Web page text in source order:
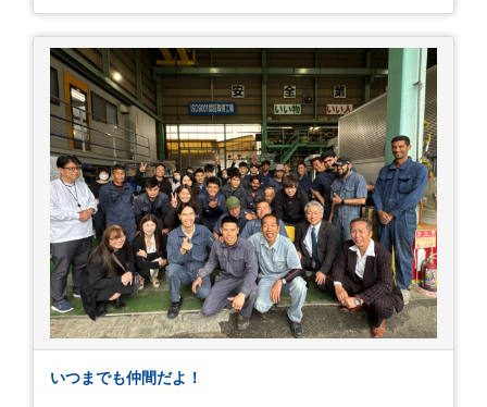
力は、なんといってもそのスケール感。約18,000
平方メートルの広大な敷地に、なんと250種類以
上・約20,000株ものアジサイが植えられていま
す。 山肌を埋め尽くすように咲き誇るブルー、ピ
ンク、紫のアジサイは圧巻の一言。 歩道が整備さ
れているので、アジサイの中に囲まれるような感
覚で散策を楽しめます。 写真好きにはたまらない
「フォトジェニック」な景色 あじさい屋敷は、ど
こを切り取っても絵になる場所ばかり。 高い場所
からの眺望: 敷地が高い位置にあるため、あじさ
い越しに広がる茂原の景色を一望できます。 小道
での撮影: アジサイの小道を歩いている後ろ姿
は、とても幻想的で素敵な写真になりますよ。 梅
雨の季節特有の「しっとりと濡れたアジサイ」も
素敵ですし、晴れた日の「キラキラした光を浴び
たアジサイ」も最高です。ぜひカメラを持って出
いつまでも仲間だよ！